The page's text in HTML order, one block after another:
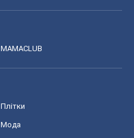
MAMACLUB
Плітки
Мода